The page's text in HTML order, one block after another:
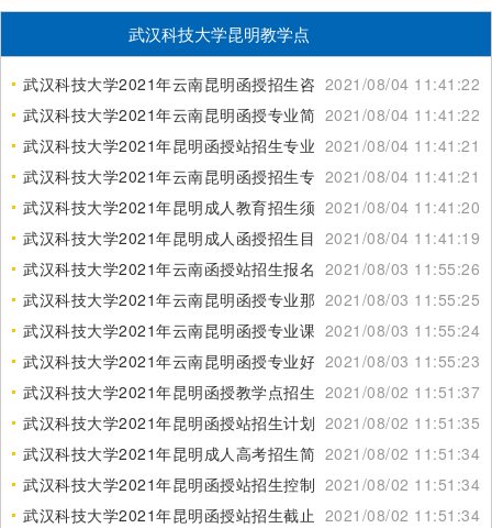
武汉科技大学昆明教学点
武汉科技大学2021年云南昆明函授招生咨询2021/08/04 11:41:22
武汉科技大学2021年云南昆明函授专业简介2021/08/04 11:41:22
武汉科技大学2021年昆明函授站招生专业表2021/08/04 11:41:21
武汉科技大学2021年云南昆明函授招生专业信息2021/08/04 11:41:21
武汉科技大学2021年昆明成人教育招生须知2021/08/04 11:41:20
武汉科技大学2021年昆明成人函授招生目录2021/08/04 11:41:19
武汉科技大学2021年云南函授站招生报名咨询2021/08/03 11:55:26
武汉科技大学2021年云南昆明函授专业那些好2021/08/03 11:55:25
武汉科技大学2021年云南昆明函授专业课程2021/08/03 11:55:24
武汉科技大学2021年云南昆明函授专业好不好2021/08/03 11:55:23
武汉科技大学2021年昆明函授教学点招生对象2021/08/02 11:51:37
武汉科技大学2021年昆明函授站招生计划表2021/08/02 11:51:35
武汉科技大学2021年昆明成人高考招生简介2021/08/02 11:51:34
武汉科技大学2021年昆明函授站招生控制线2021/08/02 11:51:34
武汉科技大学2021年昆明函授站招生截止日期2021/08/02 11:51:34